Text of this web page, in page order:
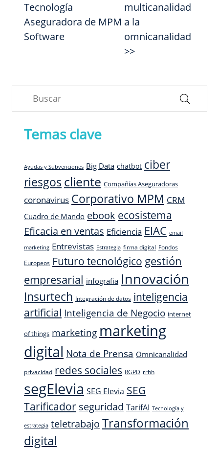
Tecnología
Aseguradora de MPM
Software
multicanalidad
a la
omnicanalidad
>>
Temas clave
Ayudas y Subvenciones Big Data chatbot ciber
riesgos cliente Compañías Aseguradoras
coronavirus Corporativo MPM CRM
Cuadro de Mando ebook ecosistema
Eficacia en ventas Eficiencia EIAC email
marketing Entrevistas Estrategia firma digital Fondos
Europeos Futuro tecnológico gestión
empresarial infografia Innovación
Insurtech Integración de datos inteligencia
artificial Inteligencia de Negocio internet
of things marketing marketing
digital Nota de Prensa Omnicanalidad
privacidad redes sociales RGPD rrhh
segElevia SEG Elevia SEG
Tarificador seguridad TarifAI Tecnología y
estrategia teletrabajo Transformación
digital